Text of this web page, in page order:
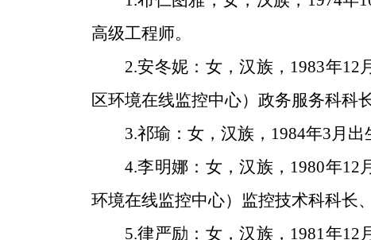
高级工程师。
2.安冬妮：女，汉族，1983年
区环境在线监控中心）政务服务科科
3.祁瑜 ：女，汉族，1984年3月
4.李明娜：女，汉族，1980年12
环境在线监控中心）监控技术科科长
5.律严励：女，汉族，1981年